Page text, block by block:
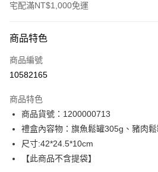
宅配滿NT$1,000免運
信用卡一次付款
信用卡分期付款
合作金庫商業銀行
華南商業銀行
上海商業儲蓄銀行
台
國泰世華商業銀行
臺灣中小企業銀行
6 期 0 利率 每期
華南商業銀行
彰
上海商業儲蓄銀行
國泰世華商業銀行
12 期 0 利率 每期
合作金庫商業銀行
上海商業儲蓄銀行
LINE Pay
Apple Pay
商品特色
商品編號
10582165
商品特色
商品貨號：1200000713
禮盒內容物：旗魚鬆罐305g、豬肉
尺寸:42*24.5*10cm
【此商品不含提袋】